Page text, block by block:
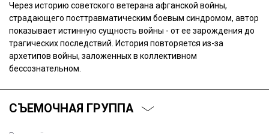
Через историю советского ветерана афганской войны,
страдающего посттравматическим боевым синдромом, автор
показывает истинную сущность войны - от ее зарождения до
трагических последствий. История повторяется из-за
архетипов войны, заложенных в коллективном
бессознательном.
СЪЕМОЧНАЯ ГРУППА